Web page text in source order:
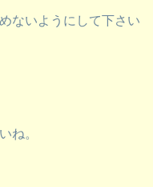
ないようにして下さい
ね。